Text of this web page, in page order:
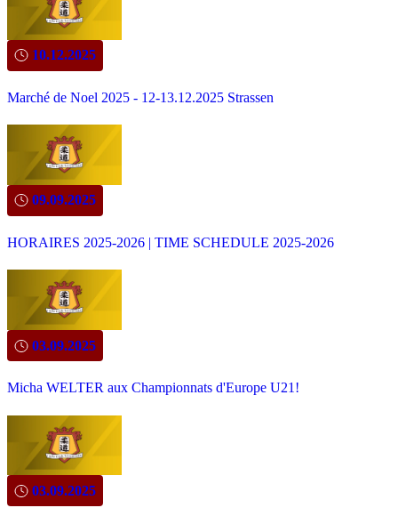
10.12.2025
Marché de Noel 2025 - 12-13.12.2025 Strassen
09.09.2025
HORAIRES 2025-2026 | TIME SCHEDULE 2025-2026
03.09.2025
Micha WELTER aux Championnats d'Europe U21!
03.09.2025